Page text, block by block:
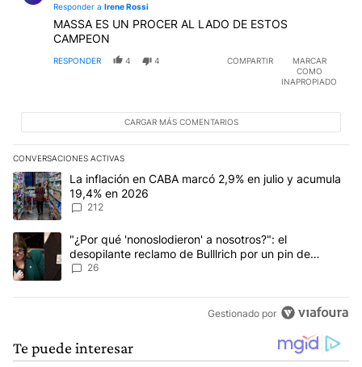
Responder a Irene Rossi
MASSA ES UN PROCER AL LADO DE ESTOS
CAMPEON
RESPONDER 4 4 COMPARTIR
MARCAR
COMO
INAPROPIADO
CARGAR MÁS COMENTARIOS
CONVERSACIONES ACTIVAS
Este listado muestra los artículos con más comentarios en los
Un artículo de tendencia con el título "La inflación en CABA
La inflación en CABA marcó 2,9% en julio y acumula
19,4% en 2026
212
Un artículo de tendencia con el título ""¿Por qué 'nonoslodieron'
"¿Por qué 'nonoslodieron' a nosotros?": el
desopilante reclamo de Bulllrich por un pin de
Malvinas
26
Gestionado por